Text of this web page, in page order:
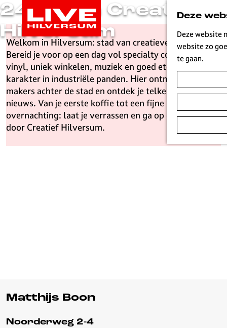
Deze
Deze website
website zo
te gaan.
G
a
n
a
a
r
d
e
h
o
m
e
24 uur in Creatief
Hilversum
Welkom in Hilversum: stad van creatieve makers!
Bereid je voor op een dag vol specialty coffee, vintage
vinyl, uniek winkelen, muziek en goed eten met
karakter in industriële panden. Hier ontmoet je de
makers achter de stad en ontdek je telkens weer iets
nieuws. Van je eerste koffie tot een fijne
overnachting: laat je verrassen en ga op ontdekking
door Creatief Hilversum.
Matthijs Boon
Noorderweg 2-4